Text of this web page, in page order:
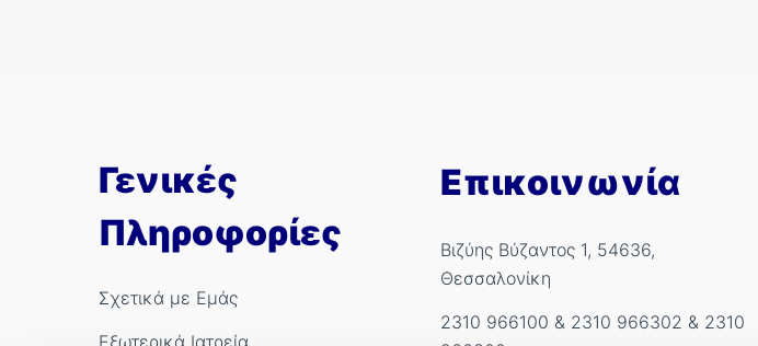
Γενικές
Πληροφορίες
Σχετικά με Εμάς
Εξωτερικά Ιατρεία
Επικοινωνία
Βιζύης Βύζαντος 1, 54636,
Θεσσαλονίκη
2310 966100 & 2310 966302 & 2310